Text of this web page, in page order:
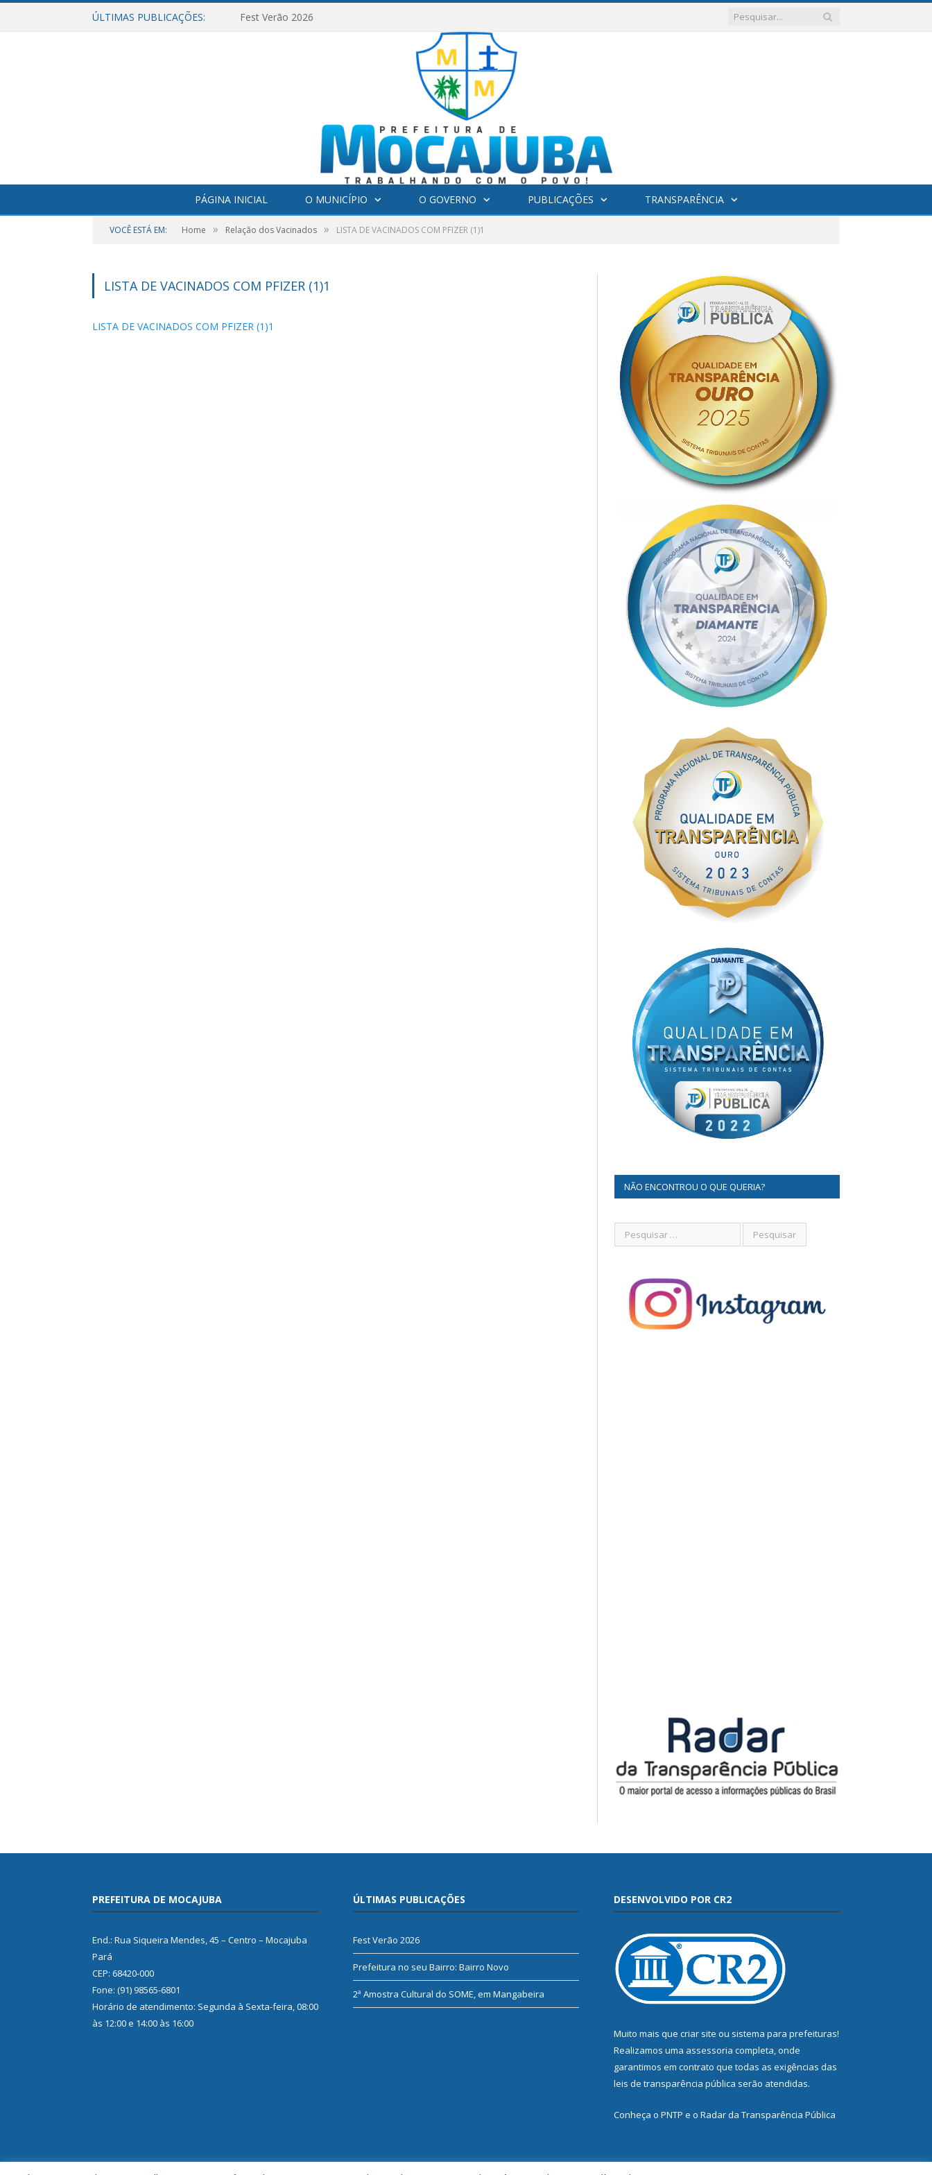
ÚLTIMAS PUBLICAÇÕES: Fest Verão 2026
PÁGINA INICIAL O MUNICÍPIO O GOVERNO PUBLICAÇÕES TRANSPARÊNCIA
VOCÊ ESTÁ EM: Home » Relação dos Vacinados » LISTA DE VACINADOS COM PFIZER (1)1
LISTA DE VACINADOS COM PFIZER (1)1
LISTA DE VACINADOS COM PFIZER (1)1
NÃO ENCONTROU O QUE QUERIA?
PREFEITURA DE MOCAJUBA
End.: Rua Siqueira Mendes, 45 – Centro – Mocajuba
Pará
CEP: 68420-000
Fone: (91) 98565-6801
Horário de atendimento: Segunda à Sexta-feira, 08:00
às 12:00 e 14:00 às 16:00
ÚLTIMAS PUBLICAÇÕES
Fest Verão 2026
Prefeitura no seu Bairro: Bairro Novo
2ª Amostra Cultural do SOME, em Mangabeira
DESENVOLVIDO POR CR2
Muito mais que criar site ou sistema para prefeituras!
Realizamos uma assessoria completa, onde
garantimos em contrato que todas as exigências das
leis de transparência pública serão atendidas.
Conheça o PNTP e o Radar da Transparência Pública